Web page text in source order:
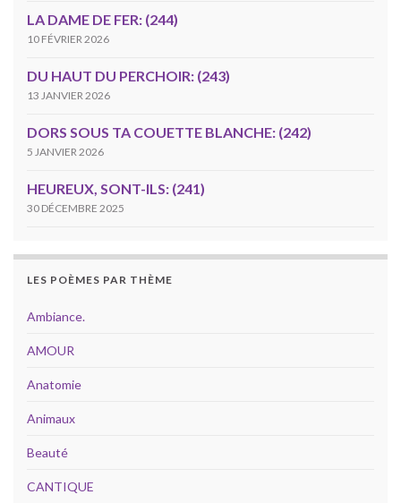
LA DAME DE FER: (244)
10 FÉVRIER 2026
DU HAUT DU PERCHOIR: (243)
13 JANVIER 2026
DORS SOUS TA COUETTE BLANCHE: (242)
5 JANVIER 2026
HEUREUX, SONT-ILS: (241)
30 DÉCEMBRE 2025
LES POÈMES PAR THÈME
Ambiance.
AMOUR
Anatomie
Animaux
Beauté
CANTIQUE